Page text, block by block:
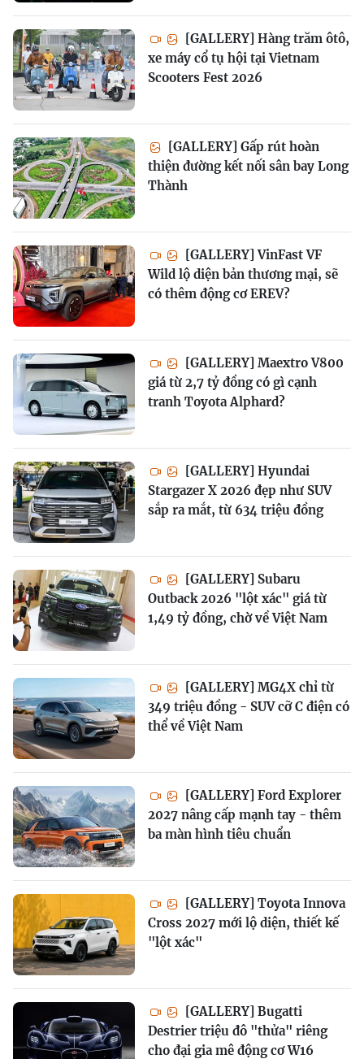
[GALLERY] Hàng trăm ôtô,
xe máy cổ tụ hội tại Vietnam
Scooters Fest 2026
[GALLERY] Gấp rút hoàn
thiện đường kết nối sân bay Long
Thành
[GALLERY] VinFast VF
Wild lộ diện bản thương mại, sẽ
có thêm động cơ EREV?
[GALLERY] Maextro V800
giá từ 2,7 tỷ đồng có gì cạnh
tranh Toyota Alphard?
[GALLERY] Hyundai
Stargazer X 2026 đẹp như SUV
sắp ra mắt, từ 634 triệu đồng
[GALLERY] Subaru
Outback 2026 "lột xác" giá từ
1,49 tỷ đồng, chờ về Việt Nam
[GALLERY] MG4X chỉ từ
349 triệu đồng - SUV cỡ C điện có
thể về Việt Nam
[GALLERY] Ford Explorer
2027 nâng cấp mạnh tay - thêm
ba màn hình tiêu chuẩn
[GALLERY] Toyota Innova
Cross 2027 mới lộ diện, thiết kế
"lột xác"
[GALLERY] Bugatti
Destrier triệu đô "thửa" riêng
cho đại gia mê động cơ W16